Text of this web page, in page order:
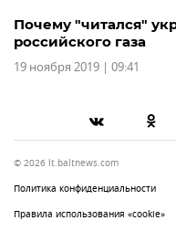
Почему "читался"
российского газа
19 ноября 2019 | 09:41
© 2026 lt.baltnews.com
Политика конфиденциальности
Правила использования «cookie»